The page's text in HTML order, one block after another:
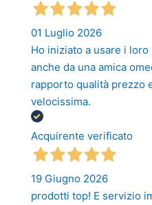
01 Luglio 2026
Ho iniziato a usare i
anche da una amica
rapporto qualità prezzo
velocissima.
Acquirente verificato
19 Giugno 2026
prodotti top! E servizio